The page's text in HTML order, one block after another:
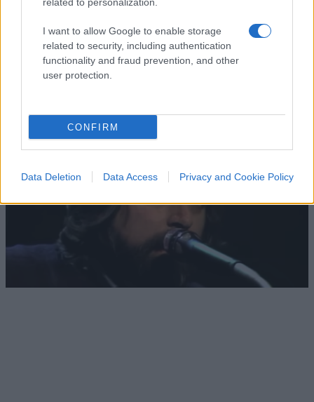
I want to allow Google to enable storage
related to security, including authentication
functionality and fraud prevention, and other
user protection.
CONFIRM
Data Deletion Data Access Privacy and Cookie Policy
Mi chiedevo cosa ci trovassero in quella sua voce
da birraio comunista. Impastata, priva di
espressione, monotona
Rino Cammilleri